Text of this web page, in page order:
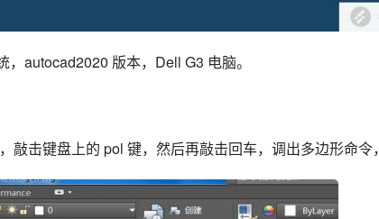
autocad2020 版本，Dell G3 电脑。
敲击键盘上的 pol 键，然后再敲击回车，调出多边形命令，